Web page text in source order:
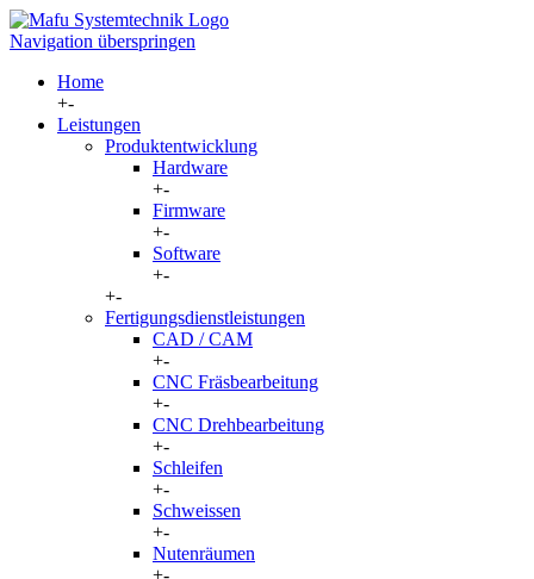
Navigation überspringen
Home
+-
Leistungen
Produktentwicklung
Hardware
+-
Firmware
+-
Software
+-
+-
Fertigungsdienstleistungen
CAD / CAM
+-
CNC Fräsbearbeitung
+-
CNC Drehbearbeitung
+-
Schleifen
+-
Schweissen
+-
Nutenräumen
+-